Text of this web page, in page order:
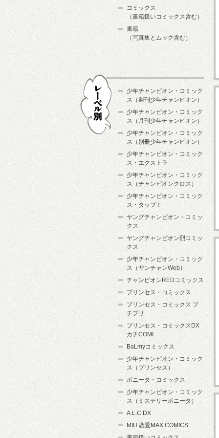
コミックス
（書籍扱いコミックス含む）
書籍
（写真集とムック含む）
少年チャンピオン・コミック
ス（週刊少年チャンピオン）
少年チャンピオン・コミック
ス（月刊少年チャンピオン）
少年チャンピオン・コミック
ス（別冊少年チャンピオン）
少年チャンピオン・コミック
ス・エクストラ
少年チャンピオン・コミック
ス（チャンピオンクロス）
少年チャンピオン・コミック
ス・タップ！
ヤングチャンピオン・コミッ
クス
ヤングチャンピオン烈コミッ
クス
少年チャンピオン・コミック
ス（ヤンチャンWeb）
チャンピオンREDコミックス
プリンセス・コミックス
プリンセス・コミックス プ
チプリ
プリンセス・コミックスDX
カチCOMI
BaLmyコミックス
少年チャンピオン・コミック
ス（プリンセス）
ボニータ・コミックス
少年チャンピオン・コミック
ス（ミステリーボニータ）
A.L.C.DX
MIU 恋愛MAX COMICS